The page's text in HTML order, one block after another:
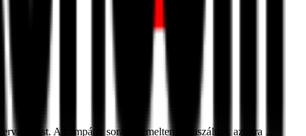
A kampány során kiemelten fókuszálunk azokra …